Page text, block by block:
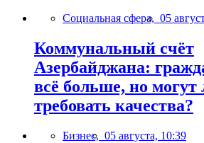
Социальная сфера, 05
Коммунальный счёт
Азербайджана:
всё больше, но могут
требовать качества?
Бизнес, 05 августа, 10:39